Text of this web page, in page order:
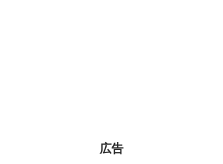
広告